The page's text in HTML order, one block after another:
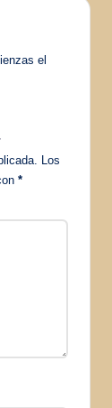
el
Los
*